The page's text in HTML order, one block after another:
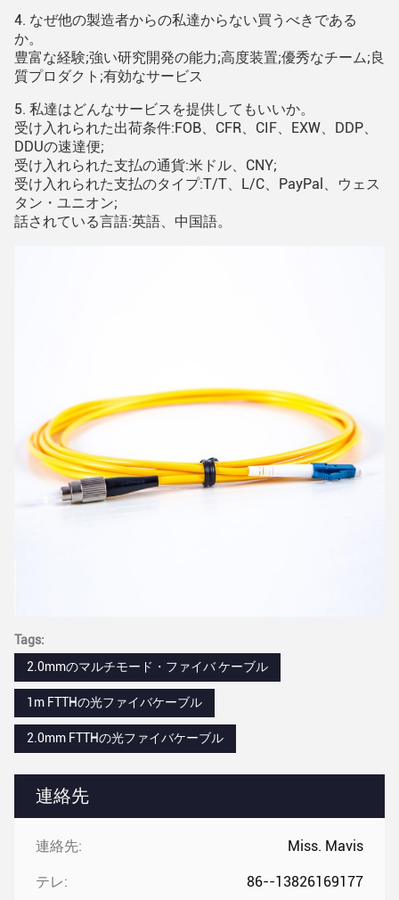
連絡先
連絡先: Miss. Mavis
テレ: 86--13826169177
4. なぜ他の製造者からの私達からない買うべきである
か。
豊富な経験;強い研究開発の能力;高度装置;優秀なチーム;良
質プロダクト;有効なサービス
5. 私達はどんなサービスを提供してもいいか。
受け入れられた出荷条件:FOB、CFR、CIF、EXW、DDP、
DDUの速達便;
受け入れられた支払の通貨:米ドル、CNY;
受け入れられた支払のタイプ:T/T、L/C、PayPal、ウェス
タン・ユニオン;
話されている言語:英語、中国語。
Tags:
2.0mmのマルチモード・ファイバ ケーブル
1m FTTHの光ファイバケーブル
2.0mm FTTHの光ファイバケーブル